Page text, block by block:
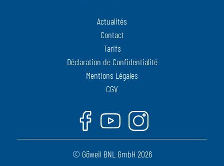
Actualités
Contact
Tarifs
Déclaration de Confidentialité
Mentions Légales
CGV
Facebook
YoutubeInstagram
© Göweil BNL GmbH 2026